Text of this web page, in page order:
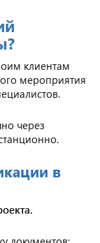
клиентам
мероприятия
через
в